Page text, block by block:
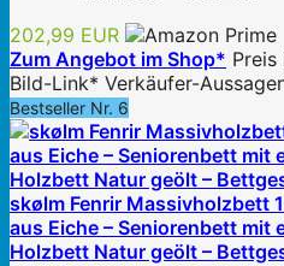
202,99 EUR
Zum Angebot im Shop* Preis
Bild-Link* Verkäufer-
Bestseller Nr. 6
skølm Fenrir Massivholzbett
aus Eiche – Seniorenbett mit
Holzbett Natur geölt –